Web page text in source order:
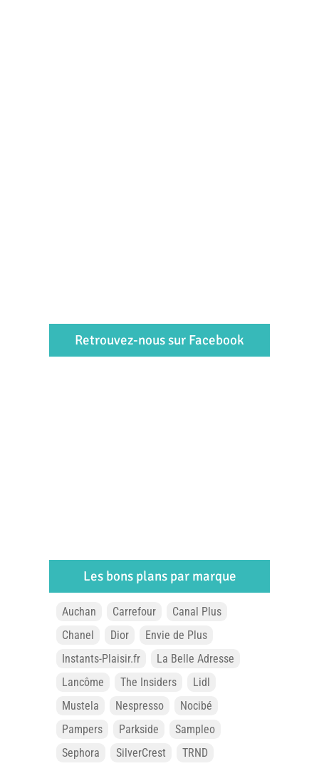
Retrouvez-nous sur Facebook
Les bons plans par marque
Auchan Carrefour
Canal Plus
Chanel
Dior
Envie de Plus
Instants-Plaisir.fr
La Belle Adresse
Lancôme
The Insiders
Lidl
Mustela
Nespresso
Nocibé
Pampers
Parkside
Sampleo
Sephora
SilverCrest TRND